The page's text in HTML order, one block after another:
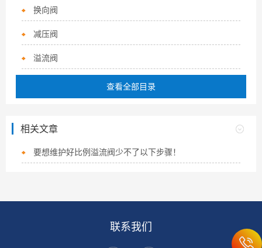
换向阀
减压阀
溢流阀
查看全部目录
相关文章
要想维护好比例溢流阀少不了以下步骤！
联系我们